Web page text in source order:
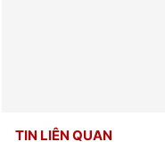
TIN LIÊN QUAN